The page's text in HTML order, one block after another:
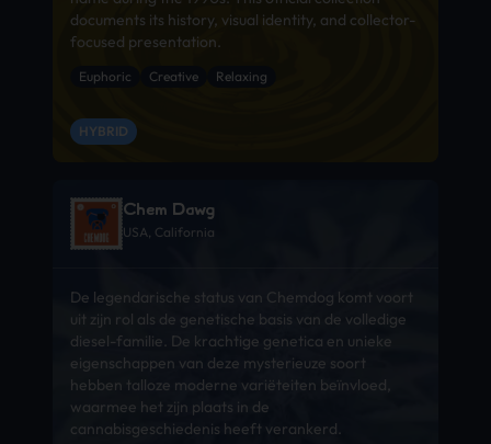
documents its history, visual identity, and collector-
focused presentation.
Euphoric Creative Relaxing
HYBRID
Chem Dawg
USA, California
De legendarische status van Chemdog komt voort
uit zijn rol als de genetische basis van de volledige
diesel-familie. De krachtige genetica en unieke
eigenschappen van deze mysterieuze soort
hebben talloze moderne variëteiten beïnvloed,
waarmee het zijn plaats in de
cannabisgeschiedenis heeft verankerd.